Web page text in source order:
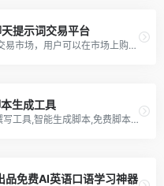
提示词交易平台
PromptNice提供了一个提示词交易市场，用户可以在市场上购买和出售自己需要的提示词。
生成工具
一览AI编剧,AI编剧工具,AI脚本撰写工具,智能生成脚本,免费脚本生成工具,在线脚本生成工具
免费AI英语口语学习神器